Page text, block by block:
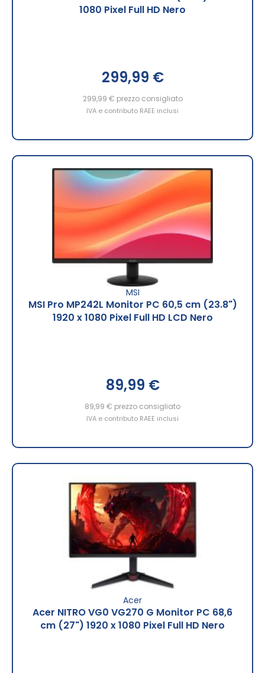
1080 Pixel Full HD Nero
299,99 €
299,99 € prezzo consigliato
IVA e contributo RAEE inclusi
MSI
MSI Pro MP242L Monitor PC 60,5 cm (23.8")
1920 x 1080 Pixel Full HD LCD Nero
89,99 €
89,99 € prezzo consigliato
IVA e contributo RAEE inclusi
Acer
Acer NITRO VG0 VG270 G Monitor PC 68,6
cm (27") 1920 x 1080 Pixel Full HD Nero